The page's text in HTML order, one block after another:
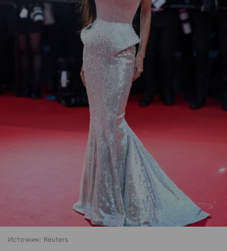
Источник: Reuters